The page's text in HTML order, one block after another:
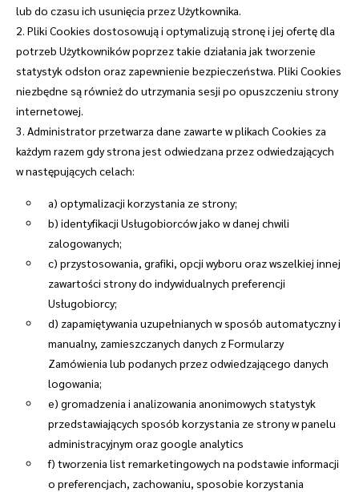
lub do czasu ich usunięcia przez Użytkownika.
2. Pliki Cookies dostosowują i optymalizują stronę i jej ofertę dla
potrzeb Użytkowników poprzez takie działania jak tworzenie
statystyk odsłon oraz zapewnienie bezpieczeństwa. Pliki Cookies
niezbędne są również do utrzymania sesji po opuszczeniu strony
internetowej.
3. Administrator przetwarza dane zawarte w plikach Cookies za
każdym razem gdy strona jest odwiedzana przez odwiedzających
w następujących celach:
a) optymalizacji korzystania ze strony;
b) identyfikacji Usługobiorców jako w danej chwili
zalogowanych;
c) przystosowania, grafiki, opcji wyboru oraz wszelkiej innej
zawartości strony do indywidualnych preferencji
Usługobiorcy;
d) zapamiętywania uzupełnianych w sposób automatyczny i
manualny, zamieszczanych danych z Formularzy
Zamówienia lub podanych przez odwiedzającego danych
logowania;
e) gromadzenia i analizowania anonimowych statystyk
przedstawiających sposób korzystania ze strony w panelu
administracyjnym oraz google analytics
f) tworzenia list remarketingowych na podstawie informacji
o preferencjach, zachowaniu, sposobie korzystania